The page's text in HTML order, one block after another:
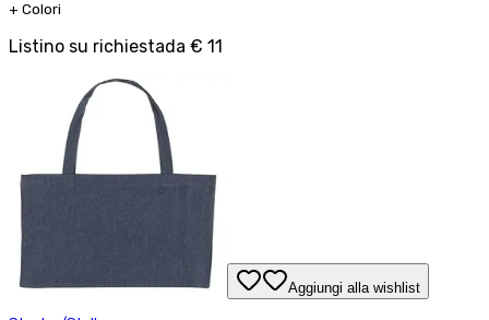
+ Colori
Listino su richiestada € 11
Aggiungi alla wishlist